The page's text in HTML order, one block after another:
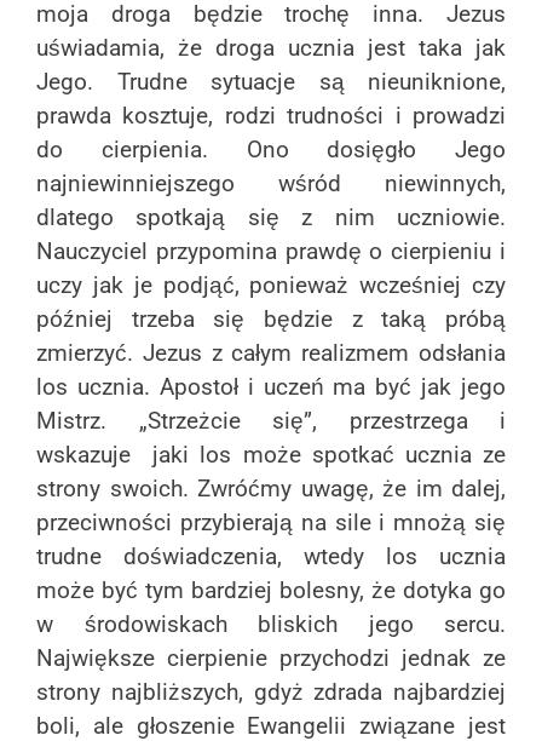
moja droga będzie trochę inna. Jezus
uświadamia, że droga ucznia jest taka jak
Jego. Trudne sytuacje są nieuniknione,
prawda kosztuje, rodzi trudności i prowadzi
do cierpienia. Ono dosięgło Jego
najniewinniejszego wśród niewinnych,
dlatego spotkają się z nim uczniowie.
Nauczyciel przypomina prawdę o cierpieniu i
uczy jak je podjąć, ponieważ wcześniej czy
później trzeba się będzie z taką próbą
zmierzyć. Jezus z całym realizmem odsłania
los ucznia. Apostoł i uczeń ma być jak jego
Mistrz. „Strzeżcie się”, przestrzega i
wskazuje jaki los może spotkać ucznia ze
strony swoich. Zwróćmy uwagę, że im dalej,
przeciwności przybierają na sile i mnożą się
trudne doświadczenia, wtedy los ucznia
może być tym bardziej bolesny, że dotyka go
w środowiskach bliskich jego sercu.
Największe cierpienie przychodzi jednak ze
strony najbliższych, gdyż zdrada najbardziej
boli, ale głoszenie Ewangelii związane jest